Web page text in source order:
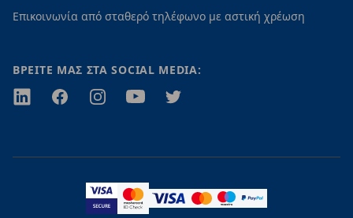
Επικοινωνία από σταθερό τηλέφωνο με αστική χρέωση
ΒΡΕΙΤΕ ΜΑΣ ΣΤΑ SOCIAL MEDIA:
TwitterFacebookInstagramYoutubeTwitter